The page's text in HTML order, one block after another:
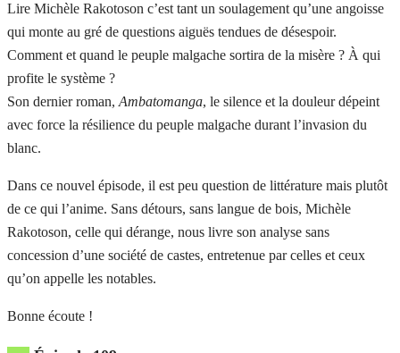
Lire Michèle Rakotoson c’est tant un soulagement qu’une angoisse
qui monte au gré de questions aiguës tendues de désespoir.
Comment et quand le peuple malgache sortira de la misère ? À qui
profite le système ?
Son dernier roman, Ambatomanga, le silence et la douleur dépeint
avec force la résilience du peuple malgache durant l’invasion du
blanc.
Dans ce nouvel épisode, il est peu question de littérature mais plutôt
de ce qui l’anime. Sans détours, sans langue de bois, Michèle
Rakotoson, celle qui dérange, nous livre son analyse sans
concession d’une société de castes, entretenue par celles et ceux
qu’on appelle les notables.
Bonne écoute !